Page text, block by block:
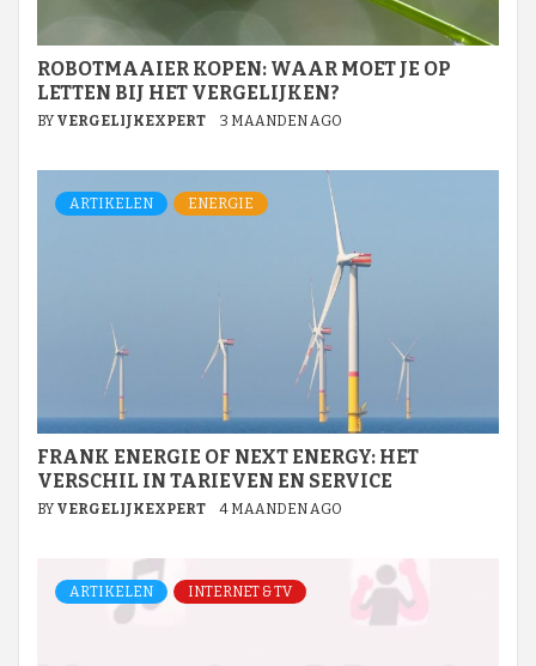
ROBOTMAAIER KOPEN: WAAR MOET JE OP
LETTEN BIJ HET VERGELIJKEN?
BY VERGELIJKEXPERT 3 MAANDEN AGO
ARTIKELEN ENERGIE
FRANK ENERGIE OF NEXT ENERGY: HET
VERSCHIL IN TARIEVEN EN SERVICE
BY VERGELIJKEXPERT 4 MAANDEN AGO
ARTIKELEN INTERNET & TV